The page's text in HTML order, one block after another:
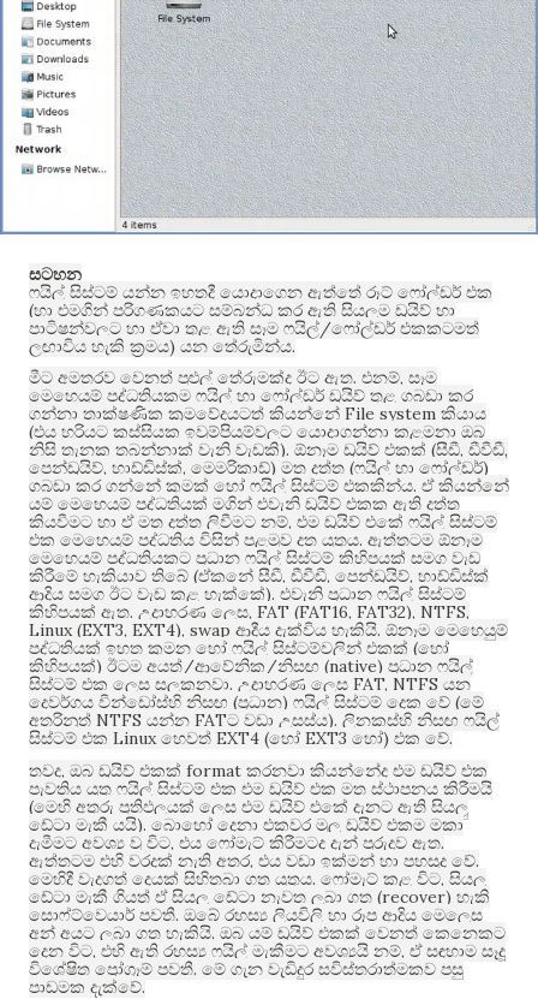
සටහන
ෆයිල් සිස්ටම් යන්න ඉහතදී යොදාගෙන ඇත්තේ රූට් ෆෝල්ඩර් එක
(හා එමගින් පරිගණකයට සම්බන්ධ කර ඇති සියලුම ඩ්‍රයිව් හා
පාටිෂන්වලට හා ඒවා තුළ ඇති සෑම ෆයිල් /ෆෝල්ඩර් එකකටමත්
ලඟාවිය හැකි ක්‍රමය) යන තේරුමින්ය.
මීට අමතරව වෙනත් පුළුල් තේරුමක්ද ඊට ඇත. එනම්, සෑම
මෙහෙයුම් පද්ධතියකම ෆයිල් හා ෆෝල්ඩර් ඩ්‍රයිව් තුළ ගබඩා කර
ගන්නා තාක්ෂණික ක්‍රමවේදයටත් කියන්නේ File system කියාය
(එය හරියට කුස්සියක ඉවුම්පියුම්වලට යොදාගන්නා කළමනා ඔබ
නිසි තැනක තබන්නාක් වැනි වැඩකි). ඕනෑම ඩ්‍රයිව් එකක් (සීඩී, ඩීවීඩී,
පෙන්ඩ්‍රයිව්, හාඩ්ඩිස්ක්, මෙමරිකාඩ්) මත දත්ත (ෆයිල් හා ෆෝල්ඩර්)
ගබඩා කර ගන්නේ කුමක් හෝ ෆයිල් සිස්ටම් එකකින්ය. ඒ කියන්නේ
යම් මෙහෙයුම් පද්ධතියක් මගින් එවැනි ඩ්‍රයිව් එකක ඇති දත්ත
කියවීමට හා ඒ මත දත්ත ලිවීමට නම්, එම ඩ්‍රයිව් එකේ ෆයිල් සිස්ටම්
එක මෙහෙයුම් පද්ධතිය විසින් පළමුව දත යුතුය. ඇත්තටම ඕනෑම
මෙහෙයුම් පද්ධතියකට ප්‍රධාන ෆයිල් සිස්ටම් කිහිපයක් සමග වැඩ
කිරීමේ හැකියාව තිබේ (ඒකනේ සීඩී, ඩීවීඩී, පෙන්ඩ්‍රයිව්, හාඩ්ඩිස්ක්
ආදිය සමග ඊට වැඩ කළ හැක්කේ). එවැනි ප්‍රධාන ෆයිල් සිස්ටම්
කිහිපයක් ඇත. උදාහරණ ලෙස, FAT (FAT16, FAT32), NTFS,
Linux (EXT3, EXT4), swap ආදීය දැක්විය හැකියි. ඕනෑම මෙහෙයුම්
පද්ධතියක් ඉහත කුමන හෝ ෆයිල් සිස්ටම්වලින් එකක් (හෝ
කිහිපයක්) ඊටම අයත්/ආවේනික /නිසඟ (native) ප්‍රධාන ෆයිල්
සිස්ටම් එක ලෙස සලකනවා. උදාහරණ ලෙස FAT, NTFS යන
දෙවර්ගය වින්ඩෝස්හි නිසඟ (ප්‍රධාන) ෆයිල් සිස්ටම් දෙක වේ (මේ
අතරිනුත් NTFS යන්න FATට වඩා උසස්ය). ලිනකස්හි නිසඟ ෆයිල්
සිස්ටම් එක Linux හෙවත් EXT4 (හෝ EXT3 හෝ) එක වේ.
තවද, ඔබ ඩ්‍රයිව් එකක් format කරනවා කියන්නේද එම ඩ්‍රයිව් එක
පැවතිය යුතු ෆයිල් සිස්ටම් එක එම ඩ්‍රයිව් එක මත ස්ථාපනය කිරීමයි
(මෙහි අතුරු ප්‍රතිඵලයක් ලෙස එම ඩ්‍රයිව් එකේ දැනට ඇති සියලු
ඩේටා මැකී යයි). බොහෝ දෙනා එකවර මුලු ඩ්‍රයිව් එකම මකා
දැමීමට අවශ්‍ය වූ විට, එය ෆෝමැට් කිරීමටද දැන් පුරුදුව ඇත.
ඇත්තටම එහි වරදක් නැති අතර, එය වඩා ඉක්මන් හා පහසුද වේ.
මෙහිදී වැදගත් දෙයක් සිහිතබා ගත යුතුය. ෆෝමැට් කළ විට, සියලු
ඩේටා මැකී ගියත් ඒ සියලු ඩේටා නැවත ලබා ගත (recover) හැකි
සොෆ්ට්වෙයාර් පවතී. ඔබේ රහස්‍ය ලියවිලි හා රූප ආදිය මෙලෙස
අන් අයට ලබා ගත හැකියි. ඔබ යම් ඩ්‍රයිව් එකක් වෙනත් කෙනෙකුට
දෙන විට, එහි ඇති රහස්‍ය ෆයිල් මැකීමට අවශ්‍යයි නම්, ඒ සඳහාම සෑදූ
විශේෂිත ප්‍රෝග්‍රෑම් පවතී. මේ ගැන වැඩිදුර සවිස්තරාත්මකව පසු
පාඩමක දැක්වේ.